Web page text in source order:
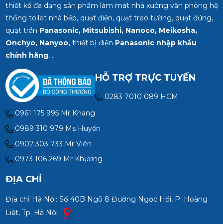
thiết kế đa dạng sản phẩm làm mát nhà xưởng văn phòng hệ
thống toilet nhà bếp, quạt điện, quạt treo tường, quạt đứng,
quạt trần Panasonic, Mitsubishi, Nanoco, Meikosha,
Onchyo, Nanyoo,thiết bị điện Panasonic nhập khẩu
chính hãng, .
HỖ TRỢ TRỰC TUYẾN
0283 7010 089 HCM
0961 175 995 Mr Khang
0989 310 979 Ms Huyền
0902 303 733 Mr Viên
0973 106 269 Mr Khương
ĐỊA CHỈ
Địa chỉ Hà Nội: Số 40B Ngõ 8 Đường Ngọc Hồi, P. Hoàng
Liệt, Tp. Hà Nội